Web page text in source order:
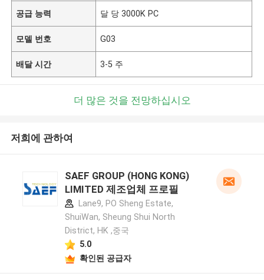
공급 능력 달 당 3000K PC
모델 번호 G03
배달 시간 3-5 주
더 많은 것을 전망하십시오
저희에 관하여
SAEF GROUP (HONG KONG)
LIMITED 제조업체 프로필
Lane9, PO Sheng Estate,
ShuiWan, Sheung Shui North
District, HK ,중국
5.0
확인된 공급자